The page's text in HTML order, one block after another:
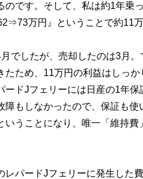
のです。そして、私は約1年乗
万円』ということで約11万
でしたが、売却したのは3月。
たため、11万円の利益はしっ
ドJフェリーには日産の1年保
もしなかったので、保証も
いうことになり、唯一「維持
パードJフェリーに発生した